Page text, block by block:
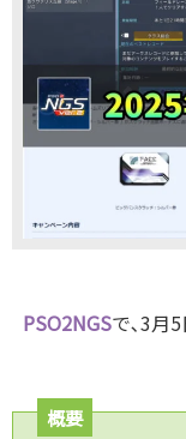
PSO2NGSで､3月
概要